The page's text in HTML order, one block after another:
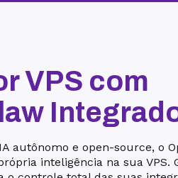
VPS com
autônomo e open-source, o
inteligência na sua VPS.